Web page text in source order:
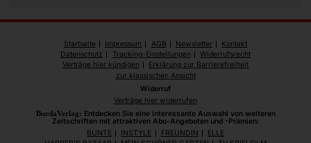
Startseite Impressum AGB Newsletter
Kontakt
Datenschutz
Tracking-Einstellungen
Widerrufsrecht
Verträge hier kündigen
Erklärung zur Barrierefreiheit
zur klassischen Ansicht
Widerruf
Verträge hier widerrufen
BurdaVerlag: Entdecken Sie eine interessante Auswahl von weiteren
Zeitschriften mit attraktiven Abo-Angeboten und -Prämien:
BUNTE
INSTYLE FREUNDIN
ELLE